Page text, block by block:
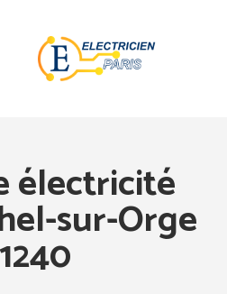
électricité
sur-Orge